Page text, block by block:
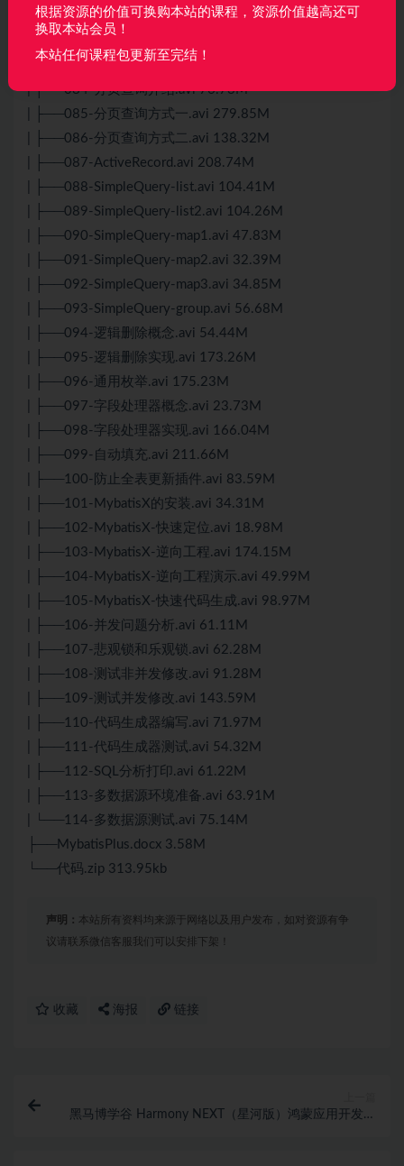
| ├──081-主键策略-ASSIGN_ID.avi 29.85M
| ├──083-主键策略.avi 107.75M
| ├──084-分页查询介绍.avi 76.73M
| ├──085-分页查询方式一.avi 279.85M
| ├──086-分页查询方式二.avi 138.32M
| ├──087-ActiveRecord.avi 208.74M
| ├──088-SimpleQuery-list.avi 104.41M
| ├──089-SimpleQuery-list2.avi 104.26M
| ├──090-SimpleQuery-map1.avi 47.83M
| ├──091-SimpleQuery-map2.avi 32.39M
| ├──092-SimpleQuery-map3.avi 34.85M
| ├──093-SimpleQuery-group.avi 56.68M
| ├──094-逻辑删除概念.avi 54.44M
| ├──095-逻辑删除实现.avi 173.26M
| ├──096-通用枚举.avi 175.23M
| ├──097-字段处理器概念.avi 23.73M
| ├──098-字段处理器实现.avi 166.04M
| ├──099-自动填充.avi 211.66M
| ├──100-防止全表更新插件.avi 83.59M
| ├──101-MybatisX的安装.avi 34.31M
| ├──102-MybatisX-快速定位.avi 18.98M
| ├──103-MybatisX-逆向工程.avi 174.15M
| ├──104-MybatisX-逆向工程演示.avi 49.99M
| ├──105-MybatisX-快速代码生成.avi 98.97M
| ├──106-并发问题分析.avi 61.11M
| ├──107-悲观锁和乐观锁.avi 62.28M
| ├──108-测试非并发修改.avi 91.28M
| ├──109-测试并发修改.avi 143.59M
| ├──110-代码生成器编写.avi 71.97M
| ├──111-代码生成器测试.avi 54.32M
| ├──112-SQL分析打印.avi 61.22M
| ├──113-多数据源环境准备.avi 63.91M
| └──114-多数据源测试.avi 75.14M
├──MybatisPlus.docx 3.58M
└──代码.zip 313.95kb
声明： 本站所有资料均来源于网络以及用户发布，如对资源有争
议请联系微信客服我们可以安排下架！
收藏 海报 链接
黑马博学谷 Harmony NEXT（星河版）鸿蒙应用开发训
根据资源的价值可换购本站的课程，资源价值越高还可
换取本站会员！
本站任何课程包更新至完结！